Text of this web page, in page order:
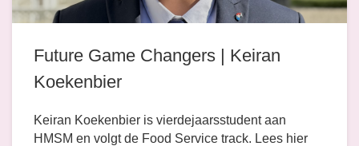
Future Game Changers | Keiran
Koekenbier
Keiran Koekenbier is vierdejaarsstudent aan
HMSM en volgt de Food Service track. Lees hier